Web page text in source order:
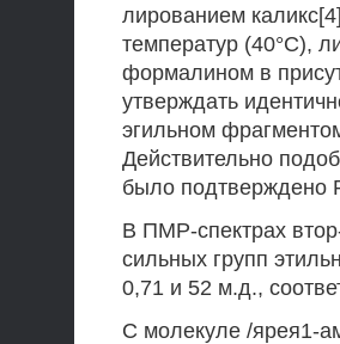
лированием
температур (40°С),
формалином в
утверждать
эгильном
Действительно
было подтверждено
В ПМР-спектрах
сильных групп
0,71 и 52 м.д.,
С молекуле /ярея1-